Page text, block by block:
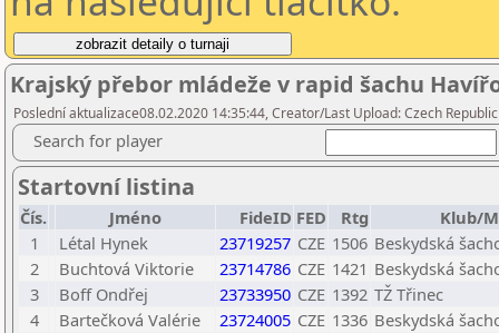
Krajský přebor mládeže v rapid šachu
Poslední aktualizace08.02.2020 14:35:44, Creator/Last Upload: Czech
Search for player
Startovní listina
Čís. Jméno FideID FED Rtg
Klub/
1
Létal Hynek 23719257 CZE 1506 Beskydská
2
Buchtová Viktorie 23714786 CZE 1421 Beskydská
3
Boff Ondřej 23733950 CZE 1392 TŽ Třinec
4
Bartečková Valérie 23724005 CZE 1336 Beskydská